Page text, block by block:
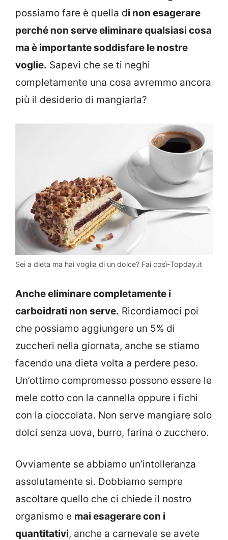
possiamo fare è quella di non esagerare
perché non serve eliminare qualsiasi cosa
ma è importante soddisfare le nostre
voglie. Sapevi che se ti neghi
completamente una cosa avremmo ancora
più il desiderio di mangiarla?
Sei a dieta ma hai voglia di un dolce? Fai così-Topday.it
Anche eliminare completamente i
carboidrati non serve. Ricordiamoci poi
che possiamo aggiungere un 5% di
zuccheri nella giornata, anche se stiamo
facendo una dieta volta a perdere peso.
Un’ottimo compromesso possono essere le
mele cotto con la cannella oppure i fichi
con la cioccolata. Non serve mangiare solo
dolci senza uova, burro, farina o zucchero.
Ovviamente se abbiamo un’intolleranza
assolutamente si. Dobbiamo sempre
ascoltare quello che ci chiede il nostro
organismo e mai esagerare con i
quantitativi, anche a carnevale se avete